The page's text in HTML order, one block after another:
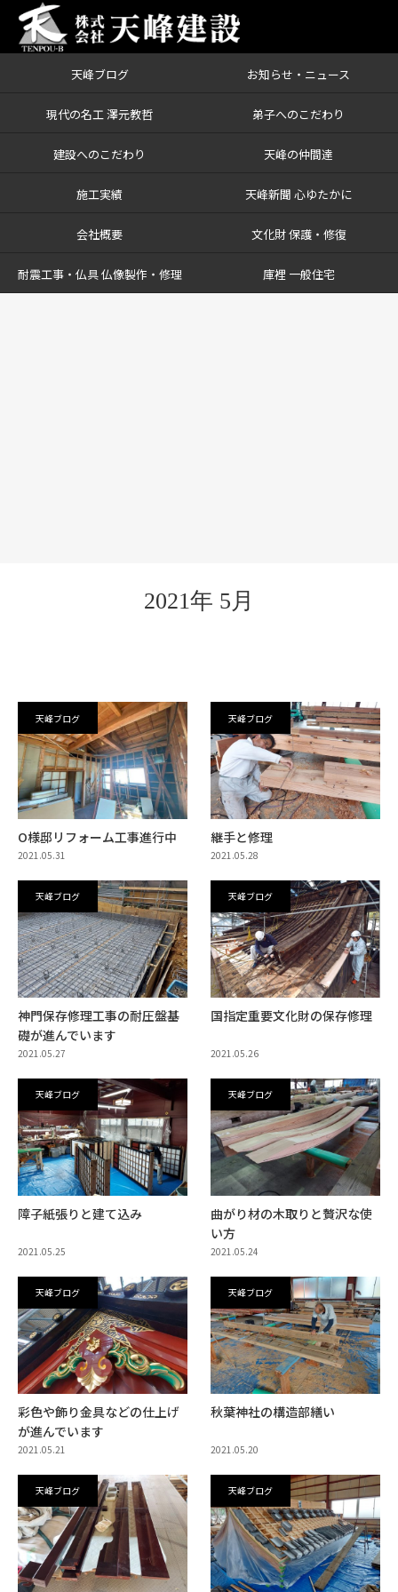
天峰ブログ お知らせ・ニュース
現代の名工 澤元教哲 弟子へのこだわり
建設へのこだわり 天峰の仲間達
施工実績 天峰新聞 心ゆたかに
会社概要 文化財 保護・修復
耐震工事・仏具 仏像製作・修理 庫裡 一般住宅
2021年 5月
天峰ブログ
O様邸リフォーム工事進行中
2021.05.31
天峰ブログ
継手と修理
2021.05.28
天峰ブログ
神門保存修理工事の耐圧盤基
礎が進んでいます
2021.05.27
天峰ブログ
国指定重要文化財の保存修理
2021.05.26
天峰ブログ
障子紙張りと建て込み
2021.05.25
天峰ブログ
曲がり材の木取りと贅沢な使
い方
2021.05.24
天峰ブログ
彩色や飾り金具などの仕上げ
が進んでいます
2021.05.21
天峰ブログ
秋葉神社の構造部繕い
2021.05.20
天峰ブログ 天峰ブログ